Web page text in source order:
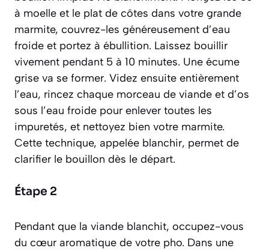
à moelle et le plat de côtes dans votre grande
marmite, couvrez-les généreusement d’eau
froide et portez à ébullition. Laissez bouillir
vivement pendant 5 à 10 minutes. Une écume
grise va se former. Videz ensuite entièrement
l’eau, rincez chaque morceau de viande et d’os
sous l’eau froide pour enlever toutes les
impuretés, et nettoyez bien votre marmite.
Cette technique, appelée blanchir, permet de
clarifier le bouillon dès le départ.
Étape 2
Pendant que la viande blanchit, occupez-vous
du cœur aromatique de votre pho. Dans une